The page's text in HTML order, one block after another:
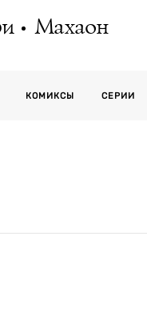
Махаон
КОМИКСЫ СЕРИИ